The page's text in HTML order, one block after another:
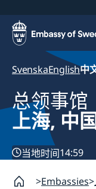
SvenskaEnglish中
总领事馆
上海, 中
当地时间14:59
Embassies